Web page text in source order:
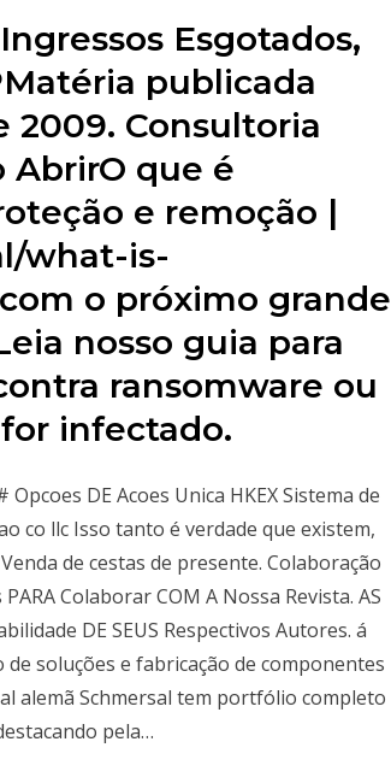
Esgotados,
publicada
2009. Consultoria
AbrirO que é
e remoção |
what-is-
o próximo grande
nosso guia para
ransomware ou
infectado.
DE Acoes Unica HKEX Sistema de
co llc Isso tanto é verdade que existem,
de cestas de presente. Colaboração
Colaborar COM A Nossa Revista. AS
DE SEUS Respectivos Autores. á
soluções e fabricação de componentes
alemã Schmersal tem portfólio completo
pela…